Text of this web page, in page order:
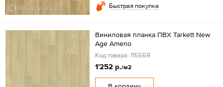
Быстрая покупка
Виниловая планка ПВХ Tarkett New
Age Ameno
Код товара: 115569
1'252 р./м2